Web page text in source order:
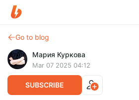
Go to blog
Мария Куркова
Mar 07 2025 04:12
SUBSCRIBE